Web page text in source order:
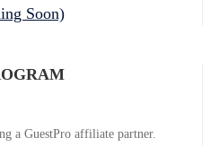
Soon)
a GuestPro affiliate partner.